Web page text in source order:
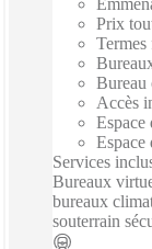
Prix
Bureau
Accès
Espace
Espace
Services
Bureaux
bureaux
souterrain